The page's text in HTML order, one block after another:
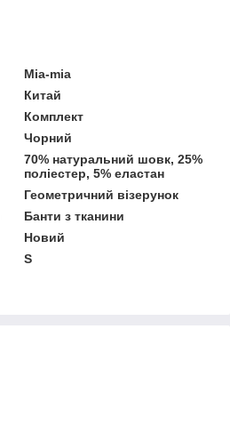
Mia-mia
Китай
Комплект
Чорний
70% натуральний шовк, 25%
поліестер, 5% еластан
Геометричний візерунок
Банти з тканини
Новий
S